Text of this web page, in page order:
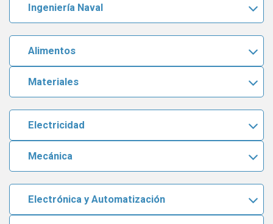
Ingeniería Naval
Alimentos
Materiales
Electricidad
Mecánica
Electrónica y Automatización